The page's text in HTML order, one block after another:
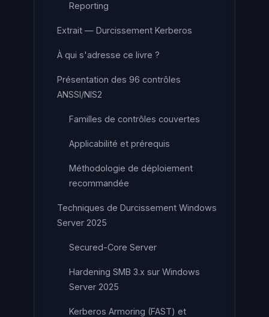
Reporting
Extrait — Durcissement Kerberos
À qui s'adresse ce livre ?
Présentation des 96 contrôles
ANSSI/NIS2
Familles de contrôles couvertes
Applicabilité et prérequis
Méthodologie de déploiement
recommandée
Techniques de Durcissement Windows
Server 2025
Secured-Core Server
Hardening SMB 3.x sur Windows
Server 2025
Kerberos Armoring (FAST) et